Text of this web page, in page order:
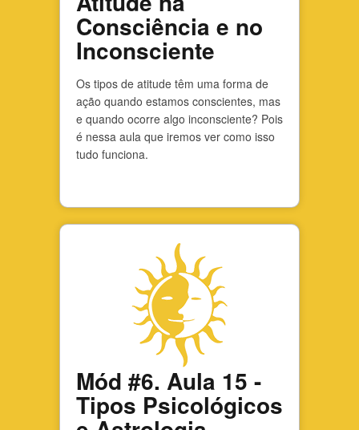
Consciência e no
Inconsciente
Os tipos de atitude têm uma forma de
ação quando estamos conscientes, mas
e quando ocorre algo inconsciente? Pois
é nessa aula que iremos ver como isso
tudo funciona.
Mód #6. Aula 15 -
Tipos Psicológicos